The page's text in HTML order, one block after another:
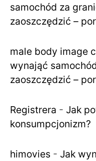
samochód za
zaoszczędzić –
male body image
wynająć
zaoszczędzić –
Registrera - Jak
konsumpcjonizm?
himovies - Jak